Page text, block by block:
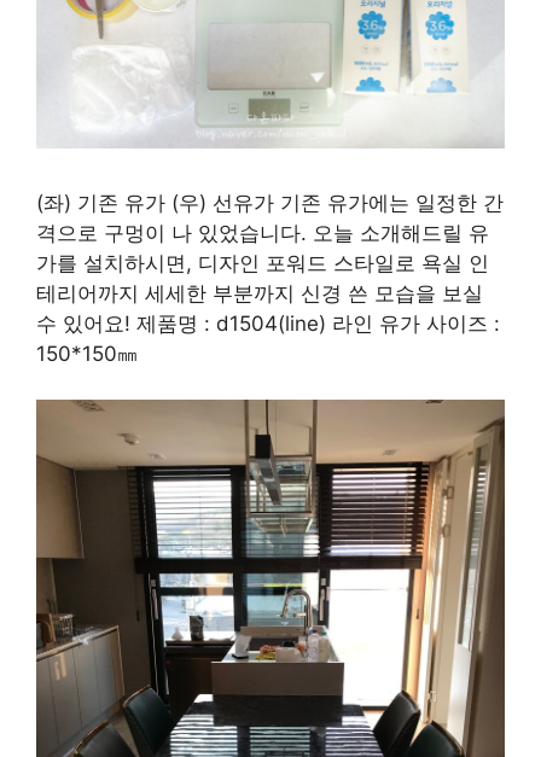
(좌) 기존 유가 (우) 선유가 기존 유가에는 일정한 간
격으로 구멍이 나 있었습니다. 오늘 소개해드릴 유
가를 설치하시면, 디자인 포워드 스타일로 욕실 인
테리어까지 세세한 부분까지 신경 쓴 모습을 보실
수 있어요! 제품명 : d1504(line) 라인 유가 사이즈 :
150*150㎜